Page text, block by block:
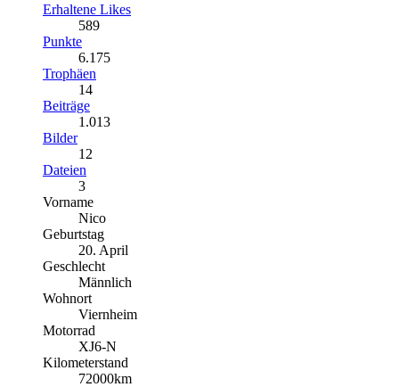
Erhaltene Likes
589
Punkte
6.175
Trophäen
14
Beiträge
1.013
Bilder
12
Dateien
3
Vorname
Nico
Geburtstag
20. April
Geschlecht
Männlich
Wohnort
Viernheim
Motorrad
XJ6-N
Kilometerstand
72000km